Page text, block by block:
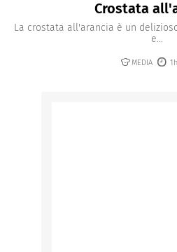
Crostata
La crostata all'arancia è un
e...
MEDIA